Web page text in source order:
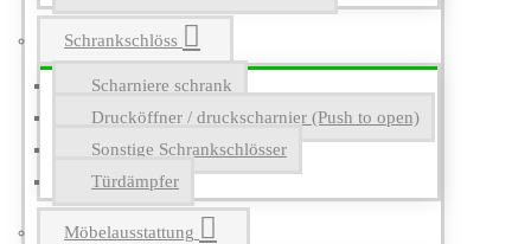
Schrankschlöss
Scharniere schrank
Drucköffner / druckscharnier (Push to open)
Sonstige Schrankschlösser
Türdämpfer
Möbelausstattung